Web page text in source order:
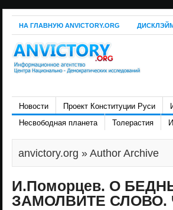
НА ГЛАВНУЮ ANVICTORY.ORG
Новости Проект Конституции Руси
Несвободная планета
Толерастия
anvictory.org » Author Archive
И.Поморцев. О
ЗАМОЛВИТЕ СЛОВО.